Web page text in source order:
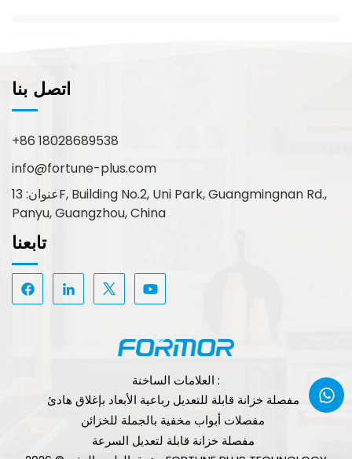
اتصل بنا
+86 18028689538
info@fortune-plus.com
عنوان: 13F, Building No.2, Uni Park, Guangmingnan Rd.,
Panyu, Guangzhou, China
تابعنا
العلامات الساخنة :
مفصلة خزانة قابلة للتعديل رباعية الأبعاد بإغلاق هادئ
مفصلات أبواب مخفية بالجملة للخزائن
مفصلة خزانة قابلة لتعديل السرعة